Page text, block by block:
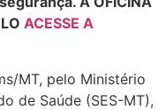
ACESSE A
MT, pelo Ministério
de Saúde (SES-MT),